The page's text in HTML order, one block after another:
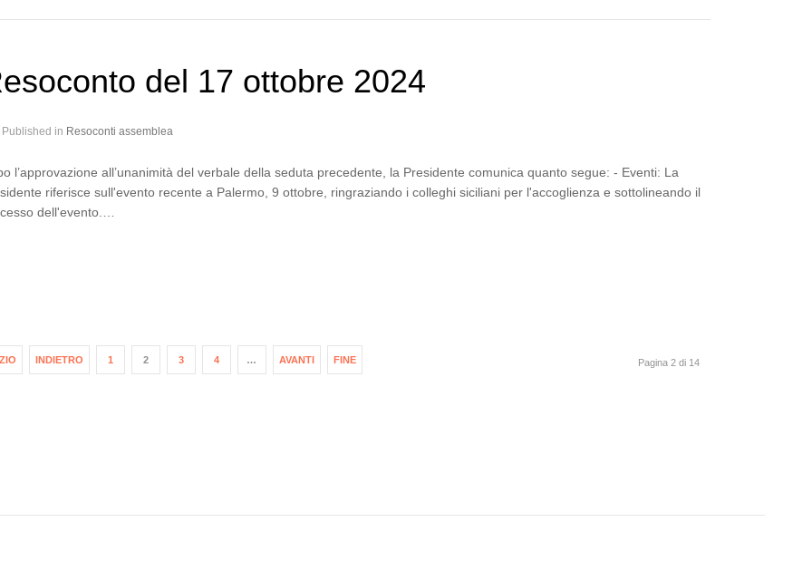
del 17 ottobre 2024
Published in Resoconti assemblea
l’approvazione all’unanimità del verbale della seduta precedente, la Presidente comunica quanto segue: - Eventi: La
riferisce sull'evento recente a Palermo, 9 ottobre, ringraziando i colleghi siciliani per l'accoglienza e sottolineando il
dell'evento.…
INDIETRO 1 2 3 4 … AVANTI FINE Pagina 2 di 14